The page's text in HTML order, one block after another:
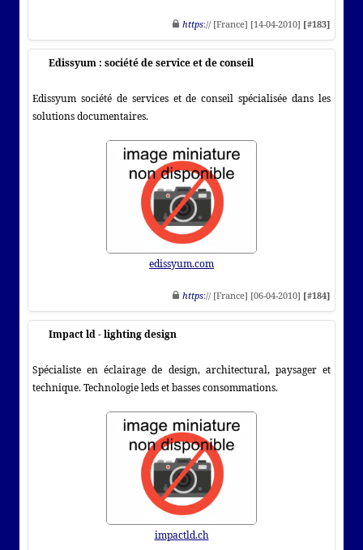
https:// [France] [14-04-2010] [#183]
Edissyum : société de service et de conseil
Edissyum société de services et de conseil spécialisée dans les
solutions documentaires.
edissyum.com
https:// [France] [06-04-2010] [#184]
Impact ld - lighting design
Spécialiste en éclairage de design, architectural, paysager et
technique. Technologie leds et basses consommations.
impactld.ch